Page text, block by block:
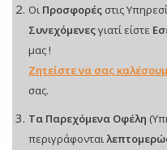
Οι Προσφορές στις
Συνεχόμενεςγιατί είστε
μας !
Ζητείστε να σας
σας.
Τα Παρεχόμενα Οφέλη
περιγράφονται